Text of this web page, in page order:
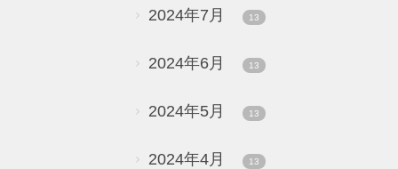
2024年7月 13
2024年6月 13
2024年5月 13
2024年4月 13